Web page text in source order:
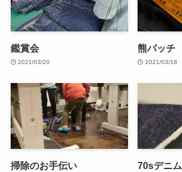
鑑賞会
2021/03/20
熊パッチ
2021/03/18
掃除のお手伝い 70sデニム